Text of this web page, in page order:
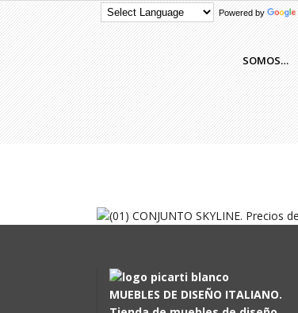
Powered by
SOMOS…
MUEBLES DE DISEÑO ITALIANO.